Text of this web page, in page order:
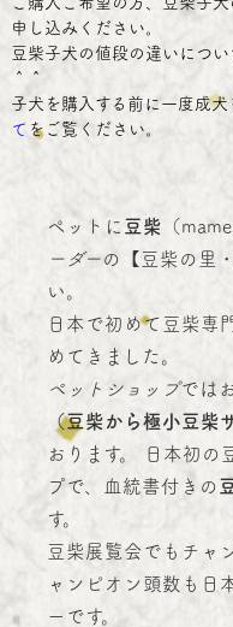
申し込みください。
豆柴子犬の値段の違いについ
＾＾
子犬を購入する前に一度成
て をご覧ください。
ペットに 豆柴 （
ーダーの【豆柴の里
い。
日本で初めて豆柴専
めてきました。
ペットショップでは
（豆柴から極小豆柴
おります。 日本初の
プで、血統書付きの
す。
豆柴展覧会でもチャ
ャンピオン頭数も日
ーです。